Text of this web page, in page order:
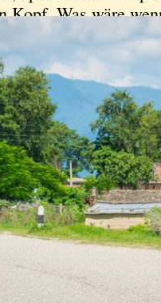
Kopf. Was wäre
dies hier schlecht
zu krepieren ist für
allerdings
Gedanken
an der
Auch nicht nach
erzählte uns
sie wären dadran
hinaus, um
flicken. Aha! Das
er wollte
gesund zu
beschlossen wir